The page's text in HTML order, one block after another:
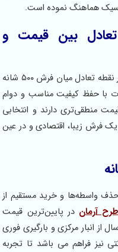
هماهنگ نموده است.
تعادل بین قیمت و
فرش‌های ۷۰۰ شانه از نظر کیفیتو قیمت، در نقطه تعادل میان فرش ۵۰۰ شانه
با حفظ کیفیت مناسب و دوام
دارند و انتخابی
زیبا، اقتصادی و در عین
و خرید مستقیم از
در پایین‌ترین قیمت
مرکزی و بارگیری فوری
فراهم می باشد تا تجربه